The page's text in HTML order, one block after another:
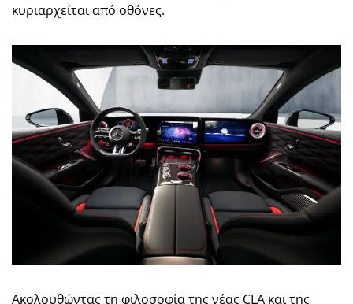
κυριαρχείται από οθόνες.
Ακολουθώντας τη φιλοσοφία της νέας CLA και της